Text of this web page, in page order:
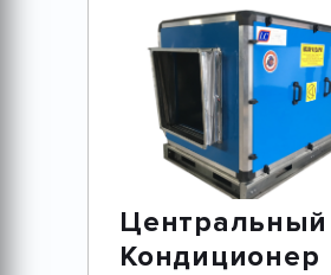
Центральный
Кондиционер